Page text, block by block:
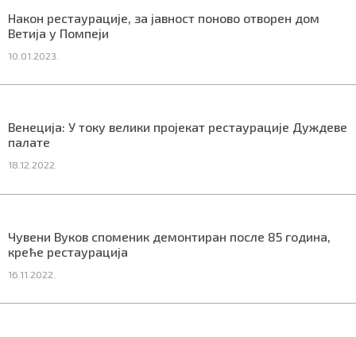
Након рестаурације, за јавност поново отворен дом
Ветија у Помпеји
10.01.2023.
Венеција: У току велики пројекат рестаурације Дуждеве
палате
18.12.2022.
Чувени Вуков споменик демонтиран после 85 година,
креће рестаурација
16.11.2022.